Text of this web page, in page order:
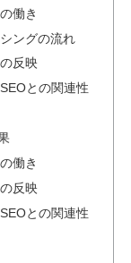
働き
ングの流れ
反映
との関連性
働き
反映
との関連性